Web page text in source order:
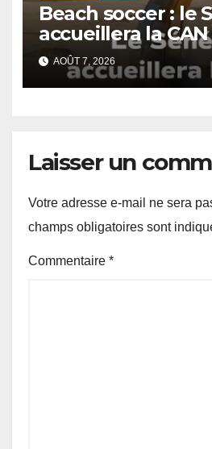
Beach soccer : le
accueillera la CAN
Dakar.
AOÛT 7, 2026
Laisser un
Votre adresse e-mail ne sera
champs obligatoires sont
Commentaire *